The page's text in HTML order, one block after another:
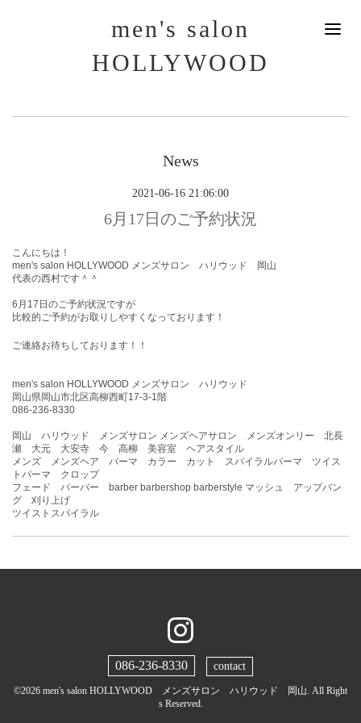
men's salon
HOLLYWOOD
News
2021-06-16 21:06:00
6月17日のご予約状況
こんにちは！
men's salon HOLLYWOOD メンズサロン ハリウッド 岡山
代表の西村です＾＾
6月17 日のご予約状況ですが
比較的ご予約がお取りしやすくなっております！
ご連絡お待ちしております！！
men's salon HOLLYWOOD メンズサロン ハリウッド
岡山県岡山市北区高柳西町17-3-1階
086-236-8330
岡山 ハリウッド メンズサロン メンズヘアサロン メンズオンリー 北長
瀬 大元 大安寺 今 高柳 美容室 ヘアスタイル
メンズ メンズヘア パーマ カラー カット スパイラルパーマ ツイス
トパーマ クロップ
フェード バーバー barber barbershop barberstyle マッシュ アップバン
グ 刈り上げ
ツイストスパイラル
086-236-8330 contact
©2026 men's salon HOLLYWOOD メンズサロン ハリウッド 岡山. All Right
s Reserved.